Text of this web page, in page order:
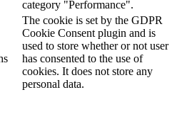
category "Performance".
The cookie is set by the GDPR
Cookie Consent plugin and is
used to store whether or not user
has consented to the use of
cookies. It does not store any
personal data.